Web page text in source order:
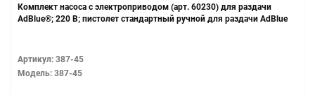
Комплект насоса с электроприводом (арт. 60230) для раздачи
AdBlue®; 220 В; пистолет стандартный ручной для раздачи AdBlue
Артикул: 387-45
Модель: 387-45